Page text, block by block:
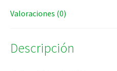
Valoraciones (0)
Descripción